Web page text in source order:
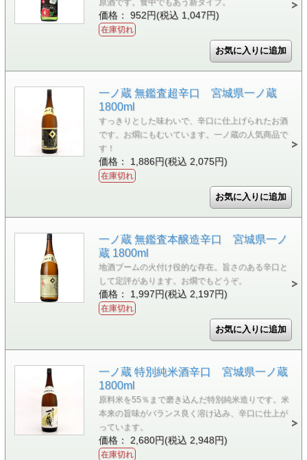
価格： 952円(税込 1,047円)
在庫切れ
一ノ蔵 無鑑査超辛口 宮城県一ノ蔵
1800ml
すっきりとした味わいで、辛口に仕上げられたお酒
です。お燗にもむいています。一ノ蔵の人気商品で
す！
価格： 1,886円(税込 2,075円)
在庫切れ
一ノ蔵 無鑑査本醸造辛口 宮城県一ノ
蔵 1800ml
地酒ブームの火付け役的な存在。旨さのある辛口と
して定評があります。お燗でもどうぞ。
価格： 1,997円(税込 2,197円)
在庫切れ
一ノ蔵 特別純米酒辛口 宮城県一ノ蔵
1800ml
原料米を55％まで磨き込んだ特別純米造りです。米
本来の旨味がバランス良く溶け込み、辛口に仕上が
っています。
価格： 2,680円(税込 2,948円)
在庫切れ